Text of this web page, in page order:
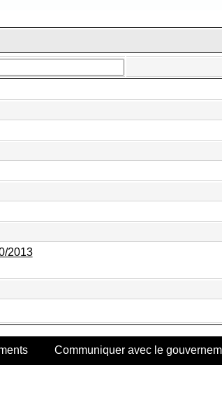
2013
Communiquer avec le